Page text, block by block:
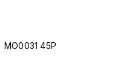
MO0031 45P